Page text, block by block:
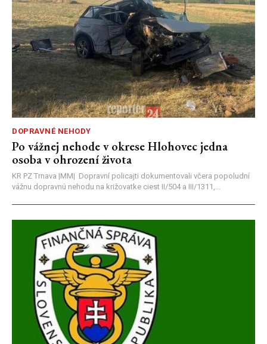
DOPRAVNÉ NEHODY
Po vážnej nehode v okrese Hlohovec jedna
osoba v ohrození života
KR PZ Trnava |MM| Dopravní policajti dokumentovali včera popoludní
vážnu dopravnú nehodu na križovatke ciest II/504 a III/1311,...